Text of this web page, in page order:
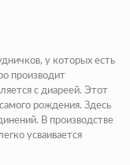
у которых есть
производит
с диареей. Этот
рождения. Здесь
В производстве
усваивается